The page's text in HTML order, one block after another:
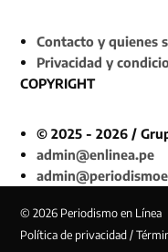
Contacto y quienes
Privacidad y
COPYRIGHT
© 2025 - 2026 /
admin@enlinea.pe
© 2026 Periodismo en Línea
Política de privacidad /